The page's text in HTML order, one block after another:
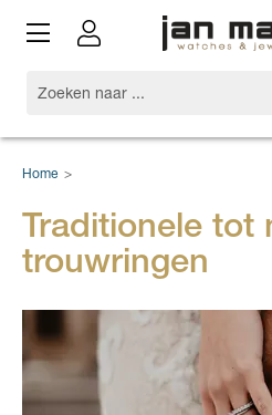
Home >
Traditionele tot
trouwringen